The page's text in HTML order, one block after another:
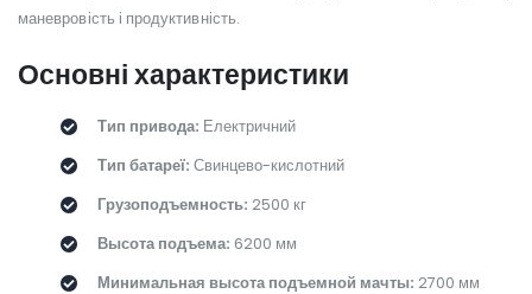
маневровість і продуктивність.
Основні характеристики
Тип привода: Електричний
Тип батареї: Свинцево-кислотний
Грузоподъемность: 2500 кг
Высота подъема: 6200 мм
Минимальная высота подъемной мачты: 2700 мм